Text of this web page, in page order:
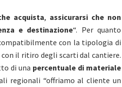
acquista, assicurarsi che non
e destinazione“. Per quanto
con la tipologia di
con il ritiro degli scarti dal cantiere.
di una percentuale di materiale
regionali “offriamo al cliente un